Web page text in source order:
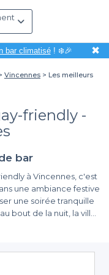
bar climatisé! ❄️🎉 ✖
Vincennes
Les meilleurs
friendly -
bar
à Vincennes, c'est
une ambiance festive
une soirée tranquille
bout de la nuit, la ville
et sa proximité avec
gay-friendly, vous
où la diversité est
Privateaser
d'un processus de